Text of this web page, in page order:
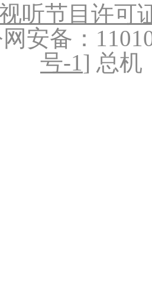
听节目许可
安备：
号-1] 总机